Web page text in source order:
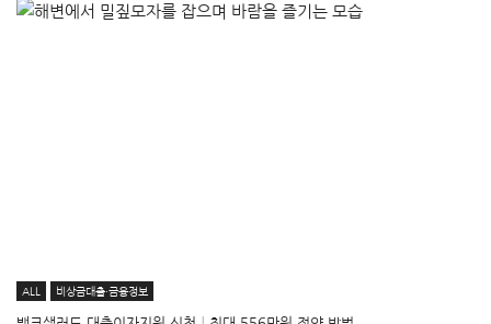
ALL 비상금대출·금융정보